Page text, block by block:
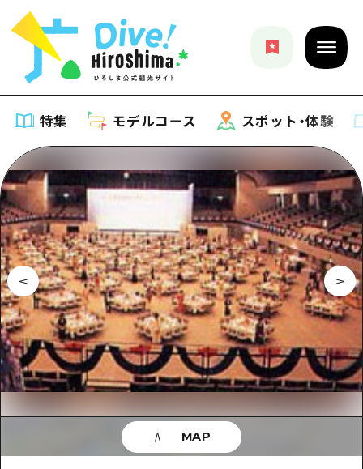
特集 モデルコース スポット・体験
特集
特集一覧
おすすめ
アート
イベント・祭り
グルメ・酒
サイクリング
ショッピング
スポーツ
モデルコース
モデルコース一覧
Dive! Hiroshima 公式ガイド
広島もしもトラベル
あたらしい非日常
広島市周辺
安芸
スポット・体験
スポット・体験一覧
広島市周辺
安芸
備後
備北
イベント
旬情報
お役立ち情報
お役立ち情報一覧
MAP